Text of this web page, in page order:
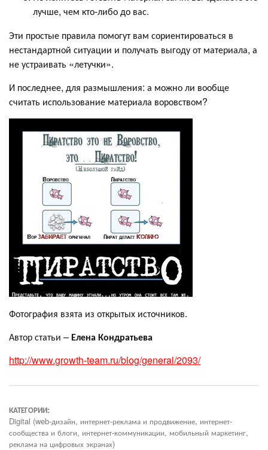
лучше, чем кто-либо до вас.
Эти простые правила помогут вам сориентироваться в
нестандартной ситуации и получать выгоду от материала, а
не устраивать «летучки».
И последнее, для размышления: а можно ли вообще
считать использование материала воровством?
Фотография взята из открытых источников.
Автор статьи – Елена Кондратьева
http://www.growth-team.ru/blog/general/2093/
КАТЕГОРИИ:
Digital (web-дизайн, интернет-реклама и продвижение, интернет-
сообщества и блоги, интернет-коммуникации, мобильный маркетинг,
реклама на цифровых экранах)